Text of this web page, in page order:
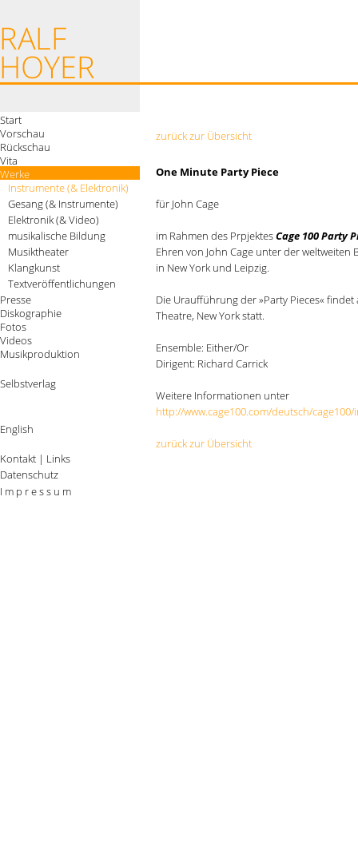
Start
Vorschau
Rückschau
Vita
Werke
Instrumente (& Elektronik)
Gesang (& Instrumente)
Elektronik (& Video)
musikalische Bildung
Musiktheater
Klangkunst
Textveröffentlichungen
Presse
Diskographie
Fotos
Videos
Musikproduktion
Selbstverlag
English
zurück zur Übersicht
One Minute Party Piece
für John Cage
im Rahmen des PrpjektesCage 100 Party
Ehren von John Cage unter der
in New York und Leipzig.
Die Uraufführung der »Party Pieces«
Theatre, New York statt.
Ensemble: Either/Or
Dirigent: Richard Carrick
Weitere Informationen unter
http://www.cage100.com/deutsch/
zurück zur Übersicht
Kontakt | Links
Datenschutz
I m p r e s s u m